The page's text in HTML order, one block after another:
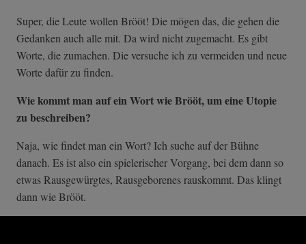
Super, die Leute wollen Brööt! Die mögen das, die gehen die
Gedanken auch alle mit. Da wird nicht zugemacht. Es gibt
Worte, die zumachen. Die versuche ich zu vermeiden und neue
Worte dafür zu finden.
Wie kommt man auf ein Wort wie Brööt, um eine Utopie
zu beschreiben?
Naja, wie findet man ein Wort? Ich suche auf der Bühne
danach. Es ist also ein spielerischer Vorgang, bei dem dann so
etwas Rausgewürgtes, Rausgeborenes rauskommt. Das klingt
dann wie Brööt.